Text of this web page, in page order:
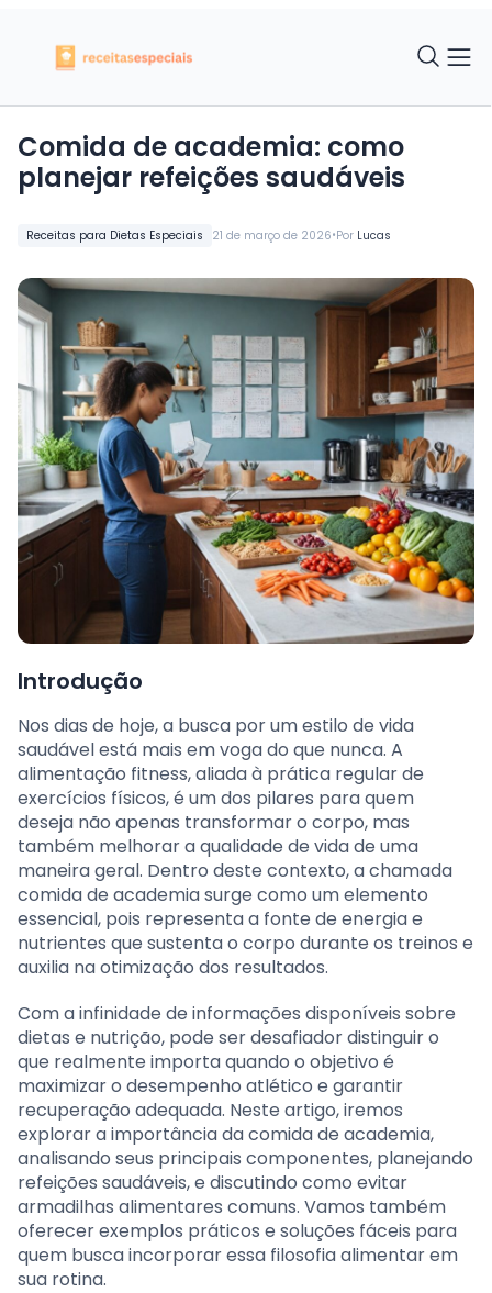
Receitas para Dietas Especiais 21 de março de 2026•Por Lucas
Comida de academia: como
planejar refeições saudáveis
Introdução
Nos dias de hoje, a busca por um estilo de vida
saudável está mais em voga do que nunca. A
alimentação fitness, aliada à prática regular de
exercícios físicos, é um dos pilares para quem
deseja não apenas transformar o corpo, mas
também melhorar a qualidade de vida de uma
maneira geral. Dentro deste contexto, a chamada
comida de academia surge como um elemento
essencial, pois representa a fonte de energia e
nutrientes que sustenta o corpo durante os treinos e
auxilia na otimização dos resultados.
Com a infinidade de informações disponíveis sobre
dietas e nutrição, pode ser desafiador distinguir o
que realmente importa quando o objetivo é
maximizar o desempenho atlético e garantir
recuperação adequada. Neste artigo, iremos
explorar a importância da comida de academia,
analisando seus principais componentes, planejando
refeições saudáveis, e discutindo como evitar
armadilhas alimentares comuns. Vamos também
oferecer exemplos práticos e soluções fáceis para
quem busca incorporar essa filosofia alimentar em
sua rotina.